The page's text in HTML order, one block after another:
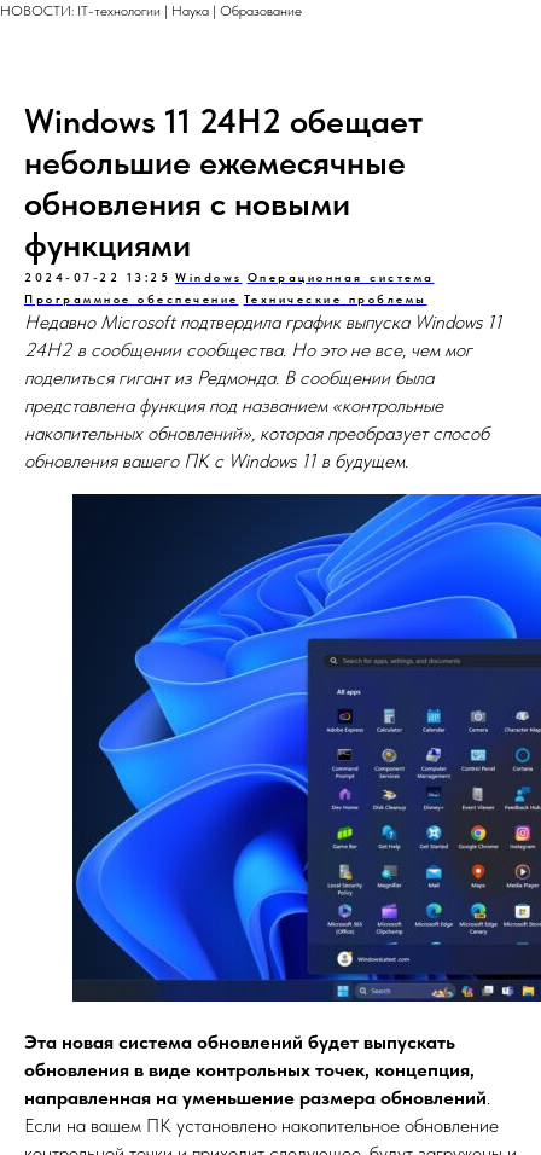
НОВОСТИ: IT-технологии | Наука | Образование
Windows 11 24H2 обещает
небольшие ежемесячные
обновления с новыми
функциями
2024-07-22 13:25 Windows Операционная система
Программное обеспечение Технические проблемы
Недавно Microsoft подтвердила график выпуска Windows 11
24H2 в сообщении сообщества. Но это не все, чем мог
поделиться гигант из Редмонда. В сообщении была
представлена ​​функция под названием «контрольные
накопительных обновлений», которая преобразует способ
обновления вашего ПК с Windows 11 в будущем.
Эта новая система обновлений будет выпускать
обновления в виде контрольных точек, концепция,
направленная на уменьшение размера обновлений.
Если на вашем ПК установлено накопительное обновление